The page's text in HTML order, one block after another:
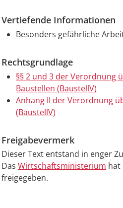
Vertiefende Informationen
Besonders gefährliche
Rechtsgrundlage
§§ 2 und 3 der Verordnung
Baustellen (BaustellV)
Anhang II der Verordnung
(BaustellV)
Freigabevermerk
Dieser Text entstand in enger
Das Wirtschaftsministerium hat
freigegeben.